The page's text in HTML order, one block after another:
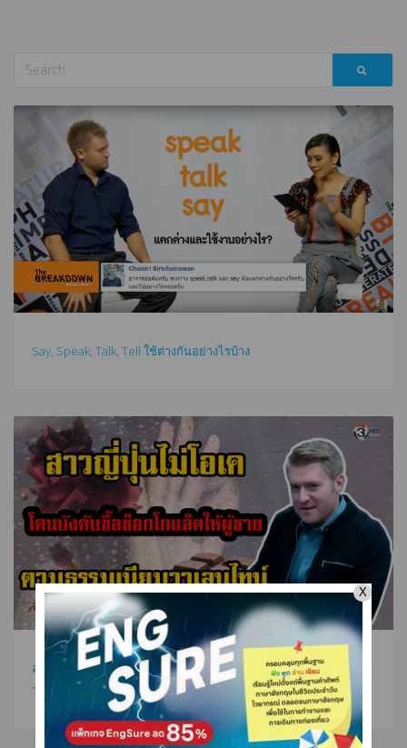
Say, Speak, Talk, Tell ใช้ต่างกันอย่างไรบ้าง
สาวญี่ปุ่นไม่โอเค โดนบังคับซื้อช็อกโกแล็ตให้ผู้ชาย ตามธรรมเนียม
วาเลนไทน์